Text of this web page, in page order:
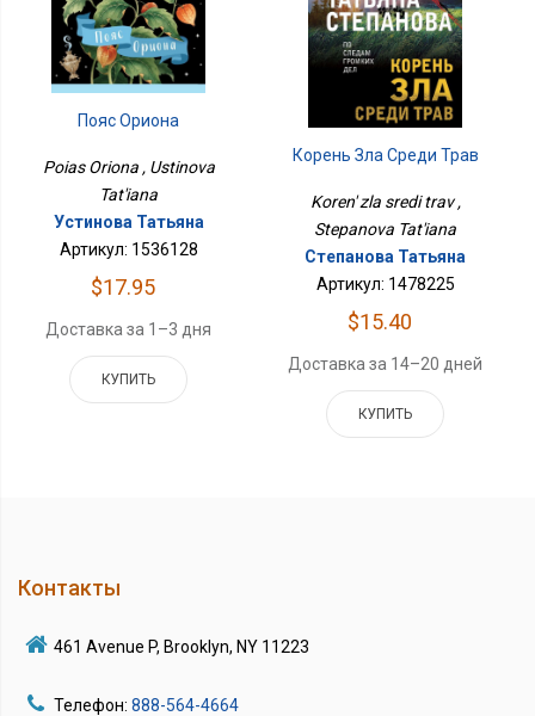
Пояс Ориона
Poias Oriona , Ustinova
Tat'iana
Устинова Татьяна
Артикул: 1536128
$17.95
Доставка за 1–3 дня
КУПИТЬ
Корень Зла Среди Трав
Koren' zla sredi trav ,
Stepanova Tat'iana
Степанова Татьяна
Артикул: 1478225
$15.40
Доставка за 14–20 дней
КУПИТЬ
Контакты
461 Avenue P, Brooklyn, NY 11223
Телефон: 888-564-4664